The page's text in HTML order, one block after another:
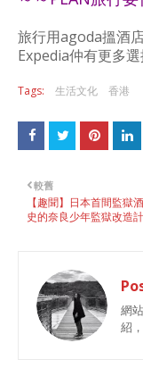
旅行用agoda搵酒
Expedia仲有更多選
Tags: 生活文化 香港
較舊
【趣聞】日本首間監獄
史的奈良少年監獄改造
網
紹